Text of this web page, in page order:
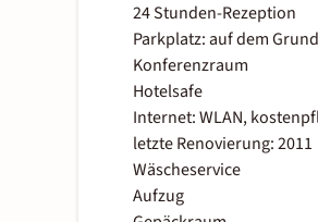
24 Stunden-Rezeption
Parkplatz: auf dem
Konferenzraum
Hotelsafe
Internet: WLAN,
letzte Renovierung: 2011
Wäscheservice
Aufzug